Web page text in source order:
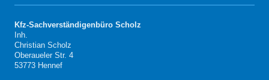
Kfz-Sachverständigenbüro Scholz
Inh.
Christian Scholz
Oberaueler Str. 4
53773 Hennef